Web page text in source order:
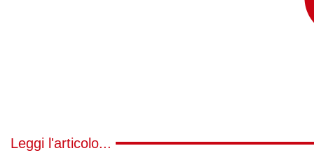
Leggi l'articolo...